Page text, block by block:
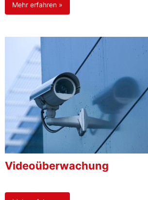
Mehr erfahren »
Videoüberwachung